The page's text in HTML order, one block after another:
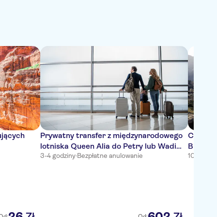
Prywatny transfer z międzynarodowego
lotniska Queen Alia do Petry lub Wadi
Rum
3-4 godziny·Bezpłatne anulowanie
Cały
10-11